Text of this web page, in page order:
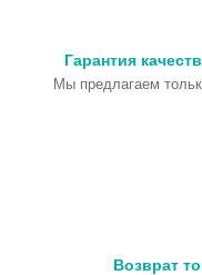
Гарантия
Мы предлагаем
Возврат